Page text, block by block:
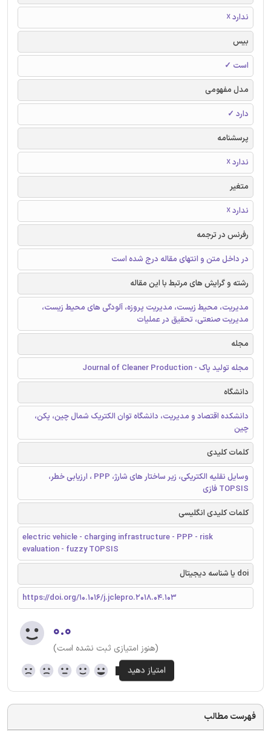
ندارد ☓
بیس
است ✓
مدل مفهومی
دارد ✓
پرسشنامه
ندارد ☓
متغیر
ندارد ☓
رفرنس در ترجمه
در داخل متن و انتهای مقاله درج شده است
رشته و گرایش های مرتبط با این مقاله
مدیریت، محیط زیست، مدیریت پروزه، آلودگی های محیط زیست،
مدیریت صنعتی، تحقیق در عملیات
مجله
مجله تولید پاک - Journal of Cleaner Production
دانشگاه
دانشکده اقتصاد و مدیریت، دانشگاه توان الکتریک شمال چین، پکن،
چین
کلمات کلیدی
وسایل نقلیه الکتریکی، زیر ساختار های شارژ، PPP ، ارزیابی خطر،
TOPSIS فازی
کلمات کلیدی انگلیسی
electric vehicle - charging infrastructure - PPP - risk
evaluation - fuzzy TOPSIS
doi یا شناسه دیجیتال
https://doi.org/10.1016/j.jclepro.2018.04.103
۰.۰
(هنوز امتیازی ثبت نشده است)
فهرست مطالب